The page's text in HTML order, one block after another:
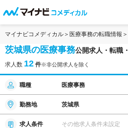
マイナビコメディカル 医療事務の転職情報
茨城県の医療事務公開求人・転職
求人数 12 件※非公開求人を除く
職種 医療事務
勤務地 茨城県
求人条件 その他求人条件未設定